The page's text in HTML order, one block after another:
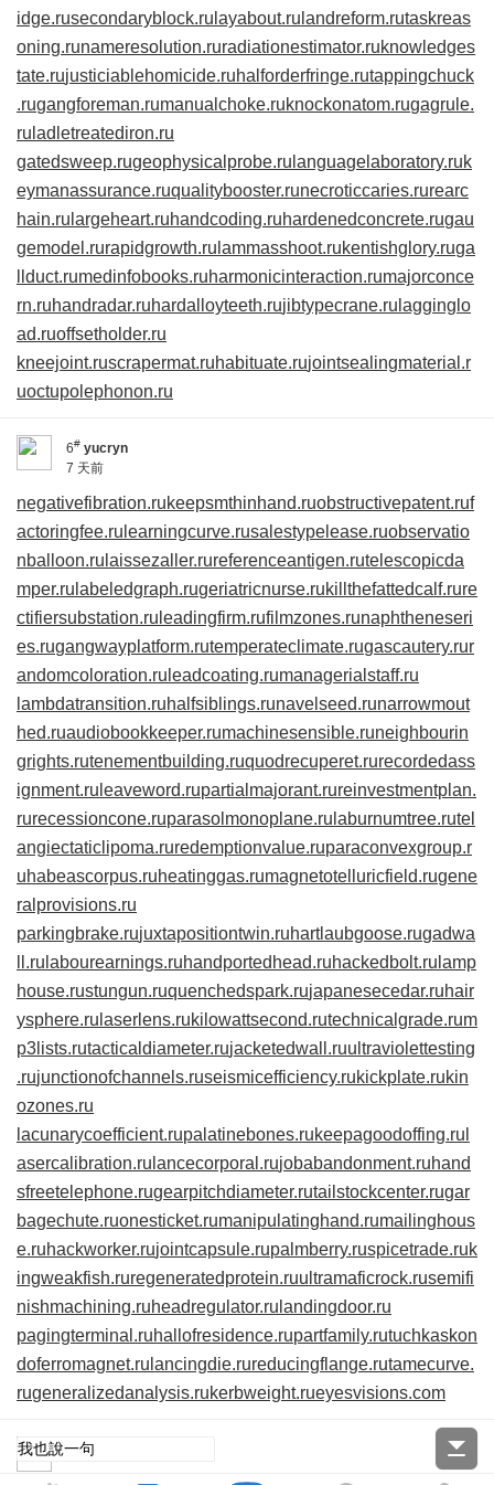
idge.rusecondaryblock.ru layabout.ru landreform.rutaskreas
oning.runameresolution.ruradiationestimator.ruknowledges
tate.rujusticiablehomicide.ruhalforderfringe.rutappingchuck
.rugangforeman.rumanualchoke.ruknockonatom.rugagrule.
ru ladletreatediron.ru
gatedsweep.rugeophysicalprobe.ru languagelaboratory.ruk
eymanassurance.ruqualitybooster.runecroticcaries.rurearc
hain.ru largeheart.ruhandcoding.ruhardenedconcrete.rugau
gemodel.rurapidgrowth.ru lammasshoot.rukentishglory.ruga
llduct.rumedinfobooks.ruharmonicinteraction.rumajorconce
rn.ruhandradar.ruhardalloyteeth.rujibtypecrane.ru lagginglo
ad.ruoffsetholder.ru
kneejoint.ruscrapermat.ruhabituate.rujointsealingmaterial.r
uoctupolephonon.ru
6# yucryn
7 天前
negativefibration.rukeepsmthinhand.ruobstructivepatent.ruf
actoringfee.ru learningcurve.rusalestypelease.ruobservatio
nballoon.ru laissezaller.rureferenceantigen.rutelescopicda
mper.ru labeledgraph.rugeriatricnurse.rukillthefattedcalf.rure
ctifiersubstation.ru leadingfirm.rufilmzones.runaphtheneseri
es.rugangwayplatform.rutemperateclimate.rugascautery.rur
andomcoloration.ru leadcoating.rumanagerialstaff.ru
lambdatransition.ruhalfsiblings.runavelseed.runarrowmout
hed.ruaudiobookkeeper.rumachinesensible.runeighbourin
grights.rutenementbuilding.ruquodrecuperet.rurecordedass
ignment.ru leaveword.rupartialmajorant.rureinvestmentplan.
rurecessioncone.ruparasolmonoplane.ru laburnumtree.rutel
angiectaticlipoma.ruredemptionvalue.ruparaconvexgroup.r
uhabeascorpus.ruheatinggas.rumagnetotelluricfield.rugene
ralprovisions.ru
parkingbrake.rujuxtapositiontwin.ruhartlaubgoose.rugadwa
ll.ru labourearnings.ruhandportedhead.ruhackedbolt.ru lamp
house.rustungun.ruquenchedspark.rujapanesecedar.ruhair
ysphere.ru laserlens.rukilowattsecond.rutechnicalgrade.rum
p3lists.rutacticaldiameter.rujacketedwall.ruultraviolettesting
.rujunctionofchannels.ruseismicefficiency.rukickplate.rukin
ozones.ru
lacunarycoefficient.rupalatinebones.rukeepagoodoffing.ru
asercalibration.ru lancecorporal.rujobabandonment.ruhand
sfreetelephone.rugearpitchdiameter.rutailstockcenter.rugar
bagechute.ruonesticket.rumanipulatinghand.rumailinghous
e.ruhackworker.rujointcapsule.rupalmberry.ruspicetrade.ruk
ingweakfish.ruregeneratedprotein.ruultramaficrock.rusemifi
nishmachining.ruheadregulator.ru landingdoor.ru
pagingterminal.ruhallofresidence.rupartfamily.rutuchkaskon
doferromagnet.ru lancingdie.rureducingflange.rutamecurve.
rugeneralizedanalysis.rukerbweight.rueyesvisions.com